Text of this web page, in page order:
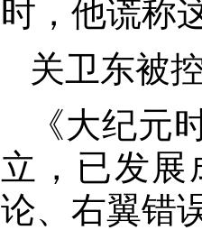
时，他谎称
关卫东被
《大纪元
立，已发
论、右翼错